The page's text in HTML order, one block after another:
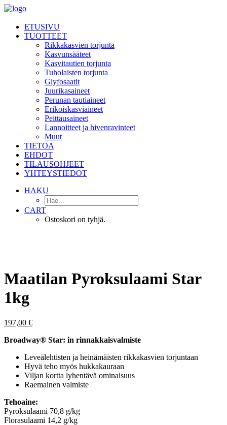
ETUSIVU
TUOTTEET
Rikkakasvien torjunta
Kasvunsääteet
Kasvitautien torjunta
Tuholaisten torjunta
Glyfosaatit
Juurikasaineet
Perunan tautiaineet
Erikoiskasviaineet
Peittausaineet
Lannoitteet ja hivenravinteet
Muut
TIETOA
EHDOT
TILAUSOHJEET
YHTEYSTIEDOT
HAKU
CART
Ostoskori on tyhjä.
Maatilan Pyroksulaami Star
1kg
197,00 €
Broadway® Star: in rinnakkaisvalmiste
Leveälehtisten ja heinämäisten rikkakasvien torjuntaan
Hyvä teho myös hukkakauraan
Viljan kortta lyhentävä ominaisuus
Raemainen valmiste
Tehoaine:
Pyroksulaami 70,8 g/kg
Florasulaami 14,2 g/kg